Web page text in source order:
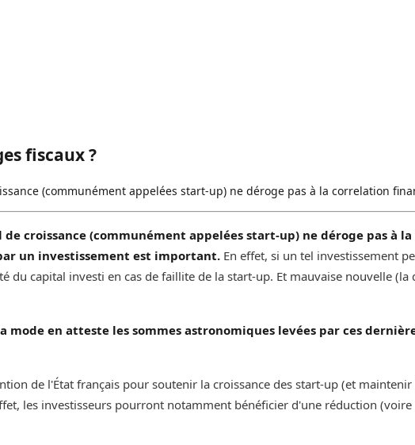
fiscaux ?
(communément appelées start-up) ne déroge pas à la correlation
croissance (communément appelées start-up) ne déroge pas à
un investissement est important. ‌‌‌‌En effet, si un tel investissement
capital investi en cas de faillite de la start-up. Et mauvaise nouvelle
en atteste les sommes astronomiques levées par ces
de l'État français pour soutenir la croissance des start-up (et
les investisseurs pourront notamment bénéficier d'une réduction